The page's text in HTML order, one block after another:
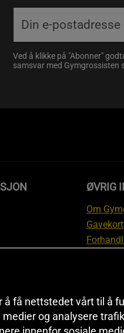
Ved å klikke på "Abonner"
samsvar med Gymgrossisten
og
ØVRIG
Om
Gavekort
Sitemap
Black
få nettstedet vårt til å
og analysere